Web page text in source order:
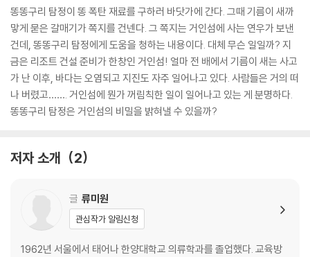
똥똥구리 탐정이 똥 폭탄 재료를 구하러 바닷가에 간다. 그때 기름이 새까
맣게 묻은 갈매기가 쪽지를 건넨다. 그 쪽지는 거인섬에 사는 연우가 보낸
건데, 똥똥구리 탐정에게 도움을 청하는 내용이다. 대체 무슨 일일까? 지
금은 리조트 건설 준비가 한창인 거인섬! 얼마 전 배에서 기름이 새는 사고
가 난 이후, 바다는 오염되고 지진도 자주 일어나고 있다. 사람들은 거의 떠
나 버렸고……. 거인섬에 뭔가 꺼림칙한 일이 일어나고 있는 게 분명하다.
똥똥구리 탐정은 거인섬의 비밀을 밝혀낼 수 있을까?
저자 소개 2
글 류미원
관심작가 알림신청
1962년 서울에서 태어나 한양대학교 의류학과를 졸업했다. 교육방